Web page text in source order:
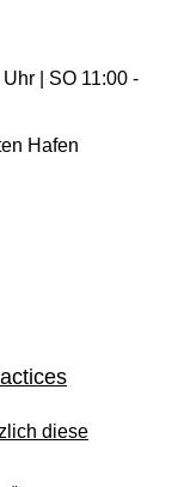
| SO 11:00 -
Hafen